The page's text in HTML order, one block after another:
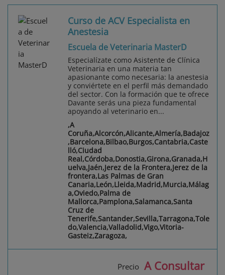
Curso de ACV Especialista en
Anestesia
Escuela de Veterinaria MasterD
Especialízate como Asistente de Clínica
Veterinaria en una materia tan
apasionante como necesaria: la anestesia
y conviértete en el perfil más demandado
del sector. Con la formación que te ofrece
Davante serás una pieza fundamental
apoyando al veterinario en...
,A
Coruña,Alcorcón,Alicante,Almería,Badajoz
,Barcelona,Bilbao,Burgos,Cantabria,Caste
lló,Ciudad
Real,Córdoba,Donostia,Girona,Granada,H
uelva,Jaén,Jerez de la Frontera,Jerez de la
frontera,Las Palmas de Gran
Canaria,León,Lleida,Madrid,Murcia,Málag
a,Oviedo,Palma de
Mallorca,Pamplona,Salamanca,Santa
Cruz de
Tenerife,Santander,Sevilla,Tarragona,Tole
do,Valencia,Valladolid,Vigo,Vitoria-
Gasteiz,Zaragoza,
Precio A Consultar